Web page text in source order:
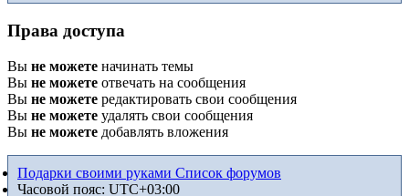
Права доступа
Вы не можете начинать темы
Вы не можете отвечать на сообщения
Вы не можете редактировать свои сообщения
Вы не можете удалять свои сообщения
Вы не можете добавлять вложения
Подарки своими руками Список форумов
Часовой пояс: UTC+03:00